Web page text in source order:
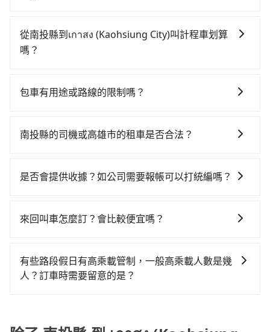
後，步行進站、現場購票並於月台排隊的時間約20分
鐘，再乘坐45~68分鐘（平均57分）的高鐵從台中站前
200元後，抵達เกาสง (Kaohsiung City) (高雄市三民區)
縣領有合法執照的計程車僅有300多輛，計程車的密度為
小黃司機不按表收費，看乘客是外地人便漫天喊價或恣
鐵而不預約包車，不僅每人至少額外負擔300元車資，而
tripool的拼車共乘服務，最多可再節省50%的交通費
用。
時不需要閉目養神（因為要自己開車），最重要的是你
當天就要來回，那在南投路邊可隨租隨借的iRent應該是
縣（魚池鄉）到เกาสง (Kaohsiung City)的花費預估為
時40元路邊停車費用預估進去，但額外的汽車保險與可
差的車款，如果人數超過四位，更是沒有較大的七人座
凹的車門仍未被修理，每一次租車都好像在開樂透一
車位，對於急著用車或者要載其他乘客的人來說就有不
小的風險。最後，雖然路邊隨租隨還看似方便，但實際
從南投縣到เกาสง (Kaohsiung City)叫計程車划算
嗎？
灣大車隊和Yoxi，如果在路邊攔不到車，也可考慮打電
達$3,900。但如果你無法提前預約，或偏好臨時叫車，
新北的500倍之多。再加上南投縣有些計程車司機不按錶
上，tripool都是你從南投縣到เกาสง (Kaohsiung City)
包車有用途或路線的限制嗎？
灣任何地方，只要是長途交通且途中遵守台灣法律，無
訪、寵物檢疫、預約叫車、機場接送、定期洗腎、包月
車。如需公司報帳打統編，在結帳時可以受理，並於乘
南投縣的司機或高雄市的租車是否合法？
車、私家車或野雞車在招攬生意，這不僅是違法可能被
都無法監控或追查。最好別為了省小錢而冒上不必要的
駕駛執照以及良民證外，車輛一定投保最高300萬乘客
險。最好辨別叫的車是否合法，就看車牌的開頭，只要
是否會提供收據？如公司需要報帳可以打統編嗎？
旅行業代收轉付電子收據，如果公司需要報公帳，在預
帳，完全符合台灣的法律規範。
來回叫車怎麼訂？會比較便宜嗎？
趟車的資訊，所以如果需要來回叫車，請分兩筆訂單預
定。至於價格已經市場最優惠，並無特別針對來回車趟
有些路段假日有高乘載管制，一般高乘載人數是幾
人？訂車時需要留意的是？